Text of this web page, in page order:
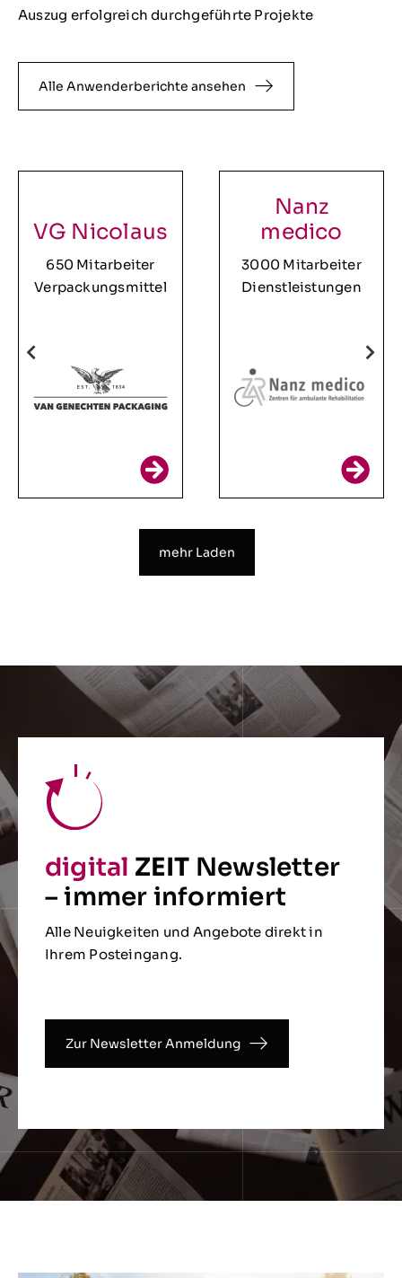
Auszug erfolgreich durchgeführte Projekte
Alle Anwenderberichte ansehen
VG Nicolaus
650 Mitarbeiter
Verpackungsmittel
Nanz
medico
3000 Mitarbeiter
Dienstleistungen
mehr Laden
digital ZEIT Newsletter
– immer informiert
Alle Neuigkeiten und Angebote direkt in
Ihrem Posteingang.
Zur Newsletter Anmeldung